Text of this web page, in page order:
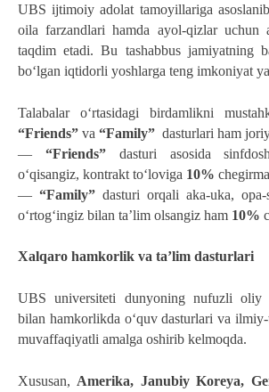
UBS ijtimoiy adolat tamoyillariga
oila farzandlari hamda ayol-qizlar uchun
taqdim etadi. Bu tashabbus jamiyatning
bo‘lgan iqtidorli yoshlarga teng imkoniyat
“Friends” va “Family” dasturlari ham
— “Friends” dasturi asosida
o‘qisangiz, kontrakt to‘loviga 10%
— “Family” dasturi orqali aka-uka,
o‘rtog‘ingiz bilan ta’lim olsangiz ham 10%
Xalqaro hamkorlik va ta’lim dasturlari
UBS universiteti dunyoning nufuzli oliy
bilan hamkorlikda o‘quv dasturlari va
muvaffaqiyatli amalga oshirib kelmoqda.
Xususan, Amerika, Janubiy Koreya,